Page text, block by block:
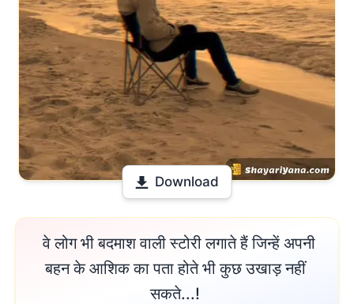
Download
वे लोग भी बदमाश वाली स्टोरी लगाते हैं जिन्हें अपनी
बहन के आशिक का पता होते भी कुछ उखाड़ नहीं
सकते...!